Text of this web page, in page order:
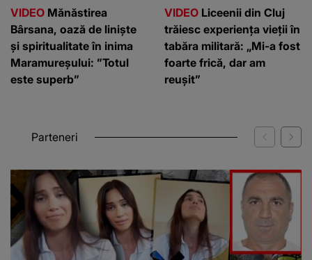
VIDEO Mănăstirea
Bârsana, oază de liniște
și spiritualitate în inima
Maramureșului: ”Totul
este superb”
VIDEO Liceenii din Cluj
trăiesc experiența vieții în
tabăra militară: „Mi-a fost
foarte frică, dar am
reușit”
Parteneri